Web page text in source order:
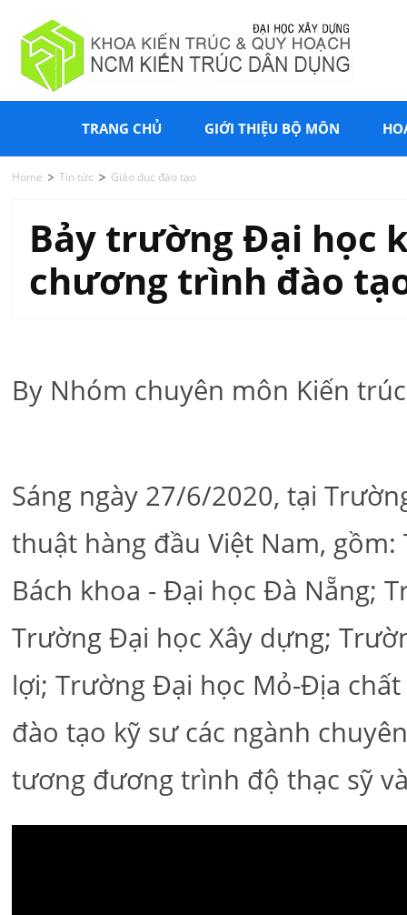
TRANG CHỦ GIỚI THIỆU BỘ MÔN
Home Tin tức Giáo dục đào tạo
Bảy trường Đại học
chương trình đào
By Nhóm chuyên môn Kiến
Sáng ngày 27/6/2020, tại
thuật hàng đầu Việt Nam,
Bách khoa - Đại học Đà Nẵng;
Trường Đại học Xây dựng;
lợi; Trường Đại học Mỏ-Địa
đào tạo kỹ sư các ngành
tương đương trình độ thạc sỹ